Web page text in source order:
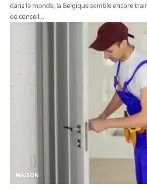
dans le monde, la Belgique semble encore
de conseil…
MAISON